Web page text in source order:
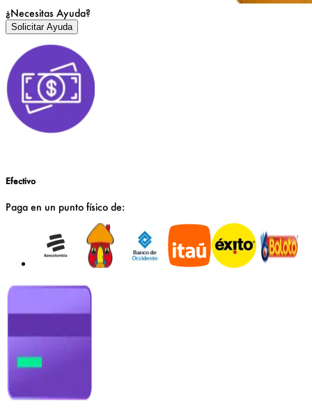
¿Necesitas Ayuda?
Solicitar Ayuda
Efectivo
Paga en un punto físico de: